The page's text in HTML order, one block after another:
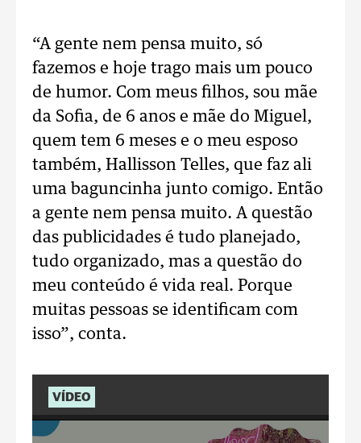
“A gente nem pensa muito, só
fazemos e hoje trago mais um pouco
de humor. Com meus filhos, sou mãe
da Sofia, de 6 anos e mãe do Miguel,
quem tem 6 meses e o meu esposo
também, Hallisson Telles, que faz ali
uma baguncinha junto comigo. Então
a gente nem pensa muito. A questão
das publicidades é tudo planejado,
tudo organizado, mas a questão do
meu conteúdo é vida real. Porque
muitas pessoas se identificam com
isso”, conta.
VÍDEO